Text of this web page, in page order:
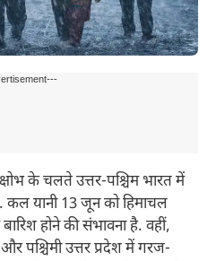
के चलते उत्तर-पश्चिम भारत में
यानी 13 जून को हिमाचल
होने की संभावना है. वहीं,
पश्चिमी उत्तर प्रदेश में गरज-